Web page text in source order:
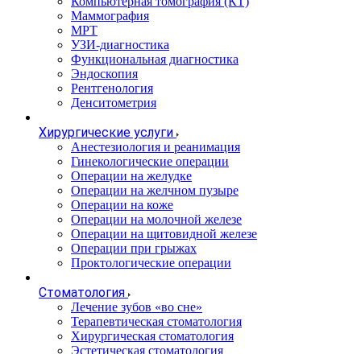
Маммография
МРТ
УЗИ-диагностика
Функциональная диагностика
Эндоскопия
Рентгенология
Денситометрия
Хирургические услуги
Анестезиология и реанимация
Гинекологические операции
Операции на желудке
Операции на желчном пузыре
Операции на коже
Операции на молочной железе
Операции на щитовидной железе
Операции при грыжах
Проктологические операции
Стоматология
Лечение зубов «во сне»
Терапевтическая стоматология
Хирургическая стоматология
Эстетическая стоматология